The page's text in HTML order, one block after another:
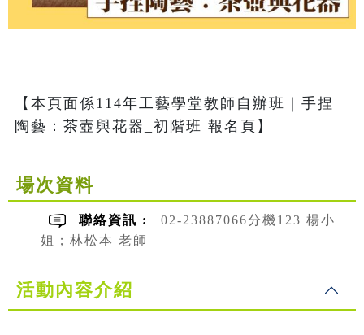
【本頁面係114年工藝學堂教師自辦班｜手捏
陶藝：茶壺與花器_初階班 報名頁】
場次資料
聯絡資訊 :
02-23887066分機123 楊小
姐；林松本 老師
活動內容介紹